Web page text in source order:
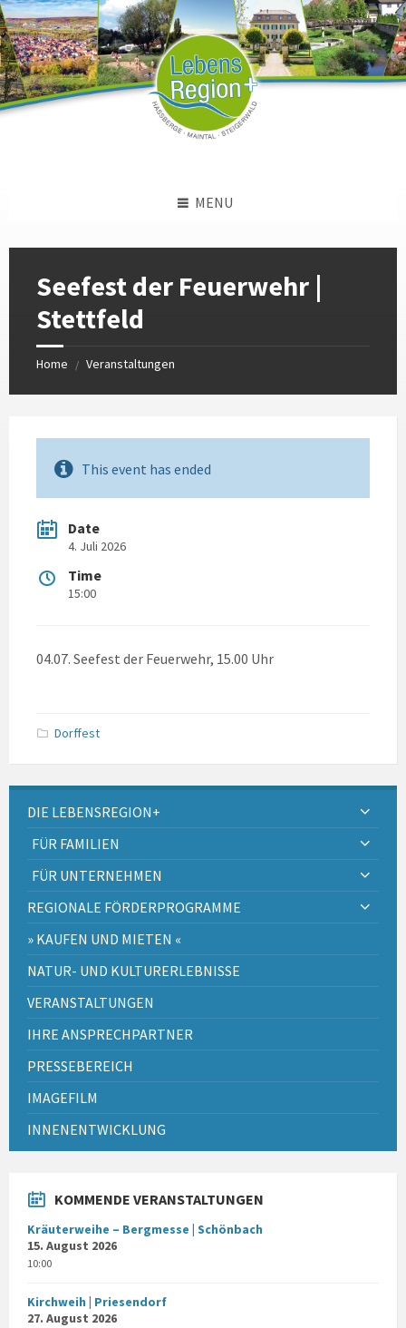
Skip
to
content
Skip
to
left
sidebar
Skip
to
footer
MENU
Seefest der Feuerwehr |
Stettfeld
Home / Veranstaltungen
This event has ended
Date
4. Juli 2026
Time
15:00
04.07. Seefest der Feuerwehr, 15.00 Uhr
Dorffest
DIE LEBENSREGION+
FÜR FAMILIEN
FÜR UNTERNEHMEN
REGIONALE FÖRDERPROGRAMME
» KAUFEN UND MIETEN «
NATUR- UND KULTURERLEBNISSE
VERANSTALTUNGEN
IHRE ANSPRECHPARTNER
PRESSEBEREICH
IMAGEFILM
INNENENTWICKLUNG
KOMMENDE VERANSTALTUNGEN
Kräuterweihe – Bergmesse | Schönbach
15. August 2026
10:00
Kirchweih | Priesendorf
27. August 2026